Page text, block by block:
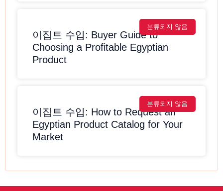
분류되지 않음
이집트 수입: Buyer Guide to
Choosing a Profitable Egyptian
Product
분류되지 않음
이집트 수입: How to Request an
Egyptian Product Catalog for Your
Market